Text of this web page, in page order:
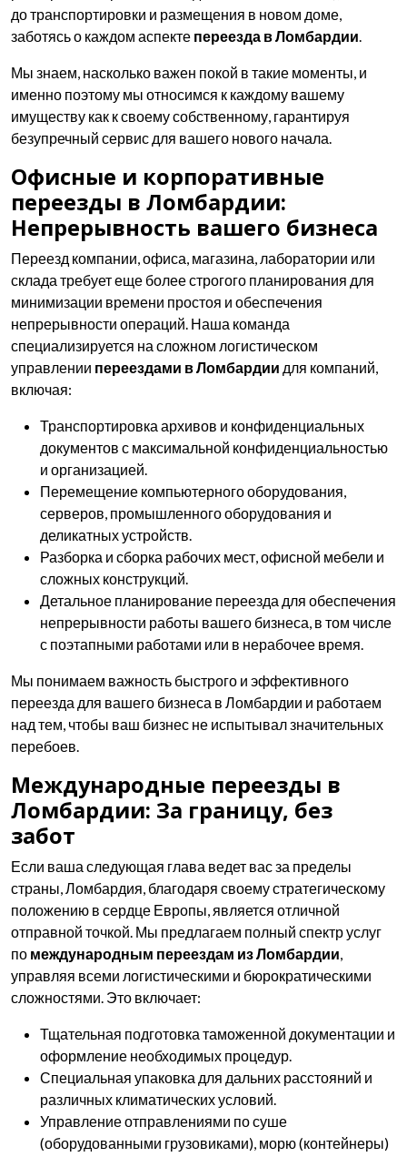
до транспортировки и размещения в новом доме,
заботясь о каждом аспекте переезда в Ломбардии.
Мы знаем, насколько важен покой в такие моменты, и
именно поэтому мы относимся к каждому вашему
имуществу как к своему собственному, гарантируя
безупречный сервис для вашего нового начала.
Офисные и корпоративные
переезды в Ломбардии:
Непрерывность вашего бизнеса
Переезд компании, офиса, магазина, лаборатории или
склада требует еще более строгого планирования для
минимизации времени простоя и обеспечения
непрерывности операций. Наша команда
специализируется на сложном логистическом
управлении переездами в Ломбардии для компаний,
включая:
Транспортировка архивов и конфиденциальных
документов с максимальной конфиденциальностью
и организацией.
Перемещение компьютерного оборудования,
серверов, промышленного оборудования и
деликатных устройств.
Разборка и сборка рабочих мест, офисной мебели и
сложных конструкций.
Детальное планирование переезда для обеспечения
непрерывности работы вашего бизнеса, в том числе
с поэтапными работами или в нерабочее время.
Мы понимаем важность быстрого и эффективного
переезда для вашего бизнеса в Ломбардии и работаем
над тем, чтобы ваш бизнес не испытывал значительных
перебоев.
Международные переезды в
Ломбардии: За границу, без
забот
Если ваша следующая глава ведет вас за пределы
страны, Ломбардия, благодаря своему стратегическому
положению в сердце Европы, является отличной
отправной точкой. Мы предлагаем полный спектр услуг
по международным переездам из Ломбардии,
управляя всеми логистическими и бюрократическими
сложностями. Это включает:
Тщательная подготовка таможенной документации и
оформление необходимых процедур.
Специальная упаковка для дальних расстояний и
различных климатических условий.
Управление отправлениями по суше
(оборудованными грузовиками), морю (контейнеры)